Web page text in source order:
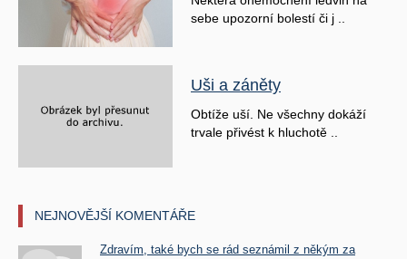
sebe upozorní bolestí či j ..
Uši a záněty
Obtíže uší. Ne všechny dokáží
trvale přivést k hluchotě ..
NEJNOVĚJŠÍ KOMENTÁŘE
Zdravím, také bych se rád seznámil z někým za